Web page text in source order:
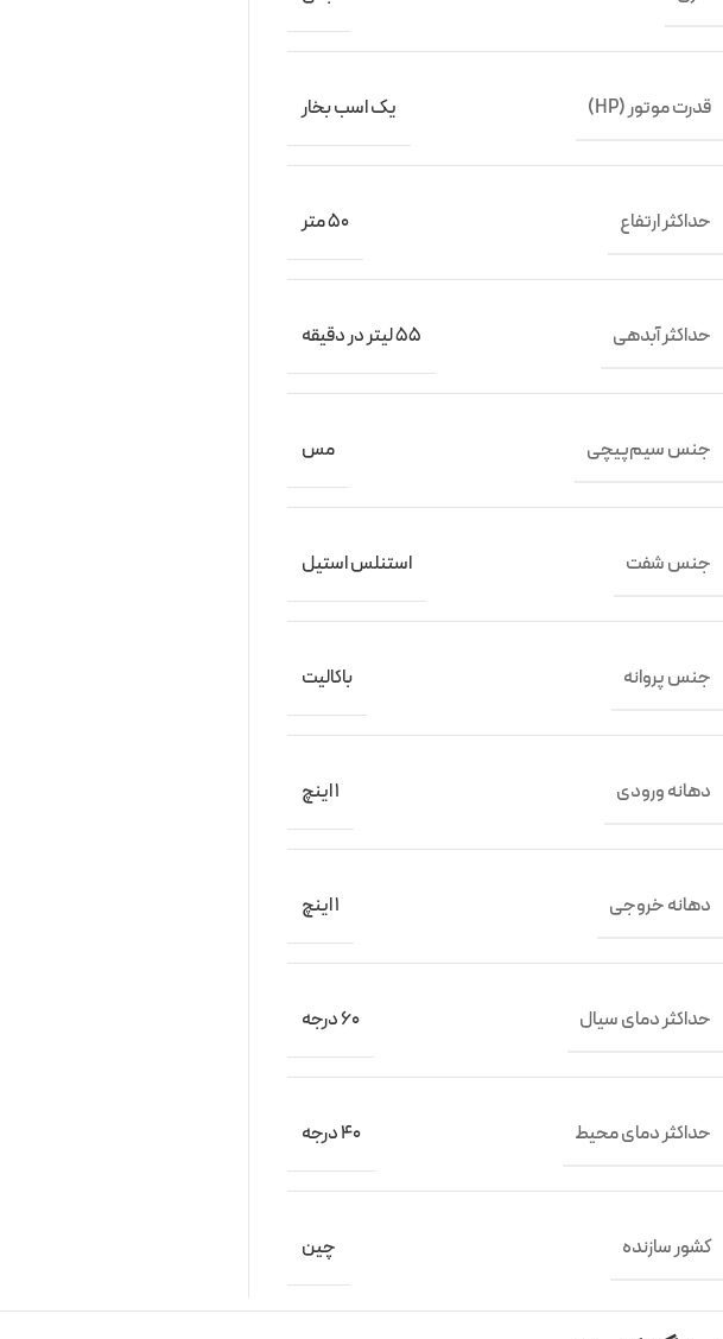
قدرت موتور (HP) یک اسب بخار
حداکثر ارتفاع 50 متر
حداکثر آبدهی 55 لیتر در دقیقه
جنس سیم‌پیچی مس
جنس شفت استنلس استیل
جنس پروانه باکالیت
دهانه ورودی 1 اینچ
دهانه خروجی 1 اینچ
حداکثر دمای سیال 60 درجه
حداکثر دمای محیط 40 درجه
کشور سازنده چین